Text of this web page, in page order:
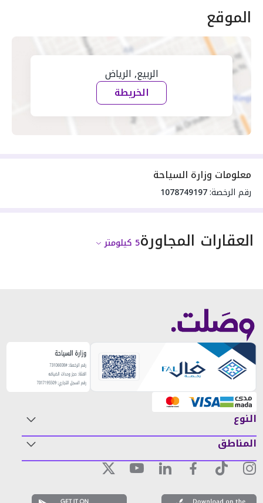
الموقع
الربيع, الرياض
الخريطة
معلومات وزارة السياحة
رقم الرخصة:1078749197
العقارات المجاورة5 كيلومتر
النوع
المناطق